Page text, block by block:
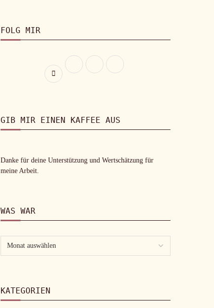
FOLG MIR
GIB MIR EINEN KAFFEE AUS
Danke für deine Unterstützung und Wertschätzung für
meine Arbeit.
WAS WAR
KATEGORIEN